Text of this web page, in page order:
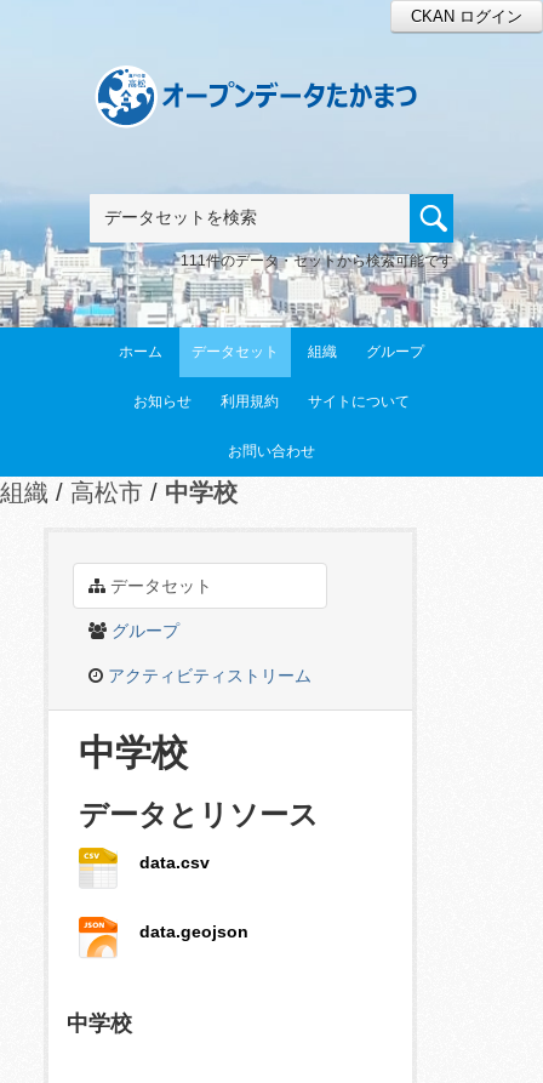
CKAN ログイン
111件のデータ・セットから検索可能です
ホーム データセット 組織 グループ
お知らせ 利用規約 サイトについて
お問い合わせ
組織 高松市 中学校
データセット
グループ
アクティビティストリーム
中学校
データとリソース
data.csv
data.geojson
中学校